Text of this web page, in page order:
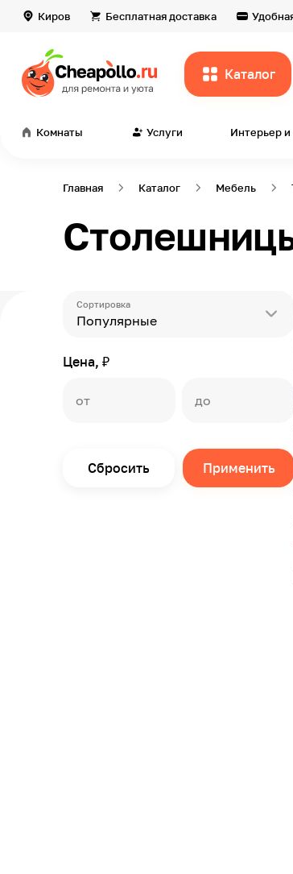
Киров Бесплатная доставка
Каталог
Комнаты Услуги Интерьер и
Главная Каталог Мебель
Сортировка
Популярные
Цена, ₽
Сбросить Применить